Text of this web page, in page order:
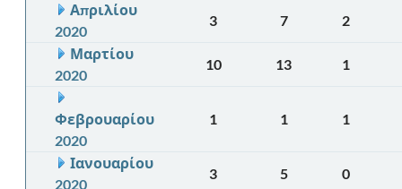
Απριλίου
2020
3 7
2
Μαρτίου
2020
10 13 1
Φεβρουαρίου
2020
1 1 1
Ιανουαρίου
2020
3 5 0